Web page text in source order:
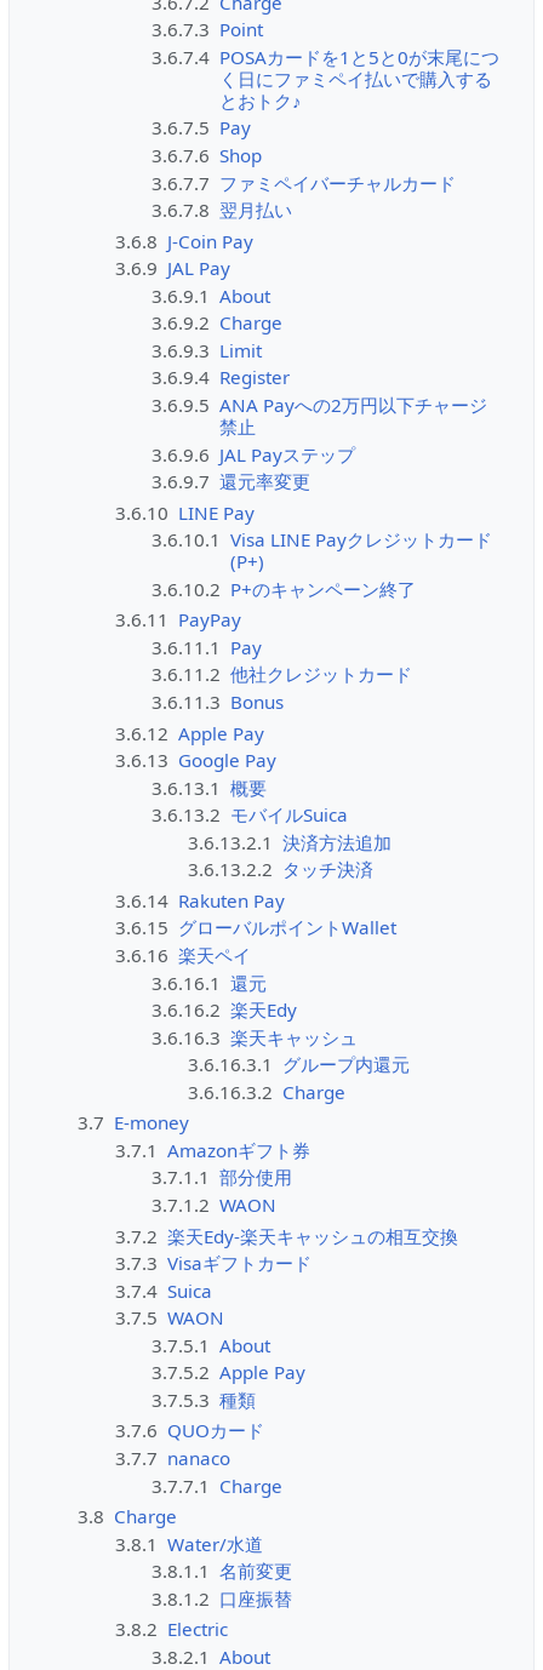
3.6.7.3 Point
3.6.7.4 POSAカードを1と5と0が末尾につ
く日にファミペイ払いで購入する
とおトク♪
3.6.7.5 Pay
3.6.7.6 Shop
3.6.7.7 ファミペイバーチャルカード
3.6.7.8 翌月払い
3.6.8 J-Coin Pay
3.6.9 JAL Pay
3.6.9.1 About
3.6.9.2 Charge
3.6.9.3 Limit
3.6.9.4 Register
3.6.9.5 ANA Payへの2万円以下チャージ
禁止
3.6.9.6 JAL Payステップ
3.6.9.7 還元率変更
3.6.10 LINE Pay
3.6.10.1 Visa LINE Payクレジットカード
(P+)
3.6.10.2 P+のキャンペーン終了
3.6.11 PayPay
3.6.11.1 Pay
3.6.11.2 他社クレジットカード
3.6.11.3 Bonus
3.6.12 Apple Pay
3.6.13 Google Pay
3.6.13.1 概要
3.6.13.2 モバイルSuica
3.6.13.2.1 決済方法追加
3.6.13.2.2 タッチ決済
3.6.14 Rakuten Pay
3.6.15 グローバルポイントWallet
3.6.16 楽天ペイ
3.6.16.1 還元
3.6.16.2 楽天Edy
3.6.16.3 楽天キャッシュ
3.6.16.3.1 グループ内還元
3.6.16.3.2 Charge
3.7 E-money
3.7.1 Amazonギフト券
3.7.1.1 部分使用
3.7.1.2 WAON
3.7.2 楽天Edy-楽天キャッシュの相互交換
3.7.3 Visaギフトカード
3.7.4 Suica
3.7.5 WAON
3.7.5.1 About
3.7.5.2 Apple Pay
3.7.5.3 種類
3.7.6 QUOカード
3.7.7 nanaco
3.7.7.1 Charge
3.8 Charge
3.8.1 Water/水道
3.8.1.1 名前変更
3.8.1.2 口座振替
3.8.2 Electric
3.8.2.1 About